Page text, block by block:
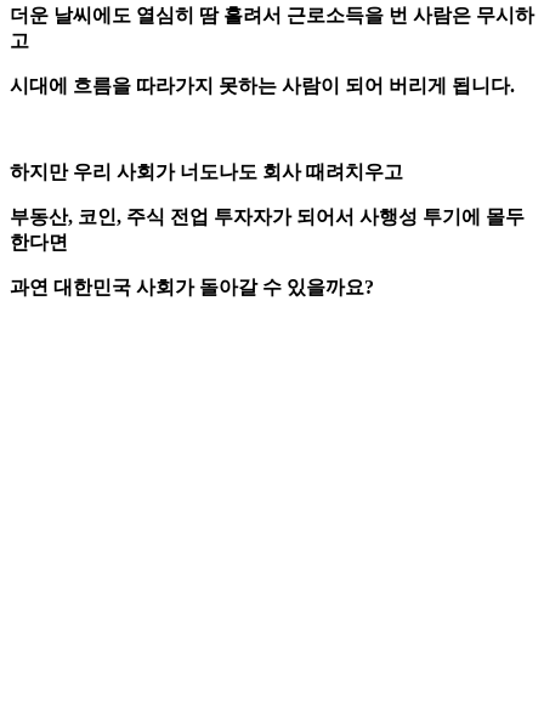
더운 날씨에도 열심히 땀 흘려서 근로소득을 번 사람은 무시하
고
시대에 흐름을 따라가지 못하는 사람이 되어 버리게 됩니다.
하지만 우리 사회가 너도나도 회사 때려치우고
부동산, 코인, 주식 전업 투자자가 되어서 사행성 투기에 몰두
한다면
과연 대한민국 사회가 돌아갈 수 있을까요?